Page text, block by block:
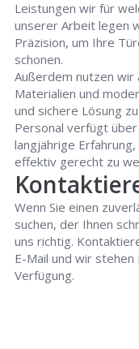
Leistungen wir für
unserer Arbeit legen
Präzision, um Ihre
schonen.
Außerdem nutzen wir
Materialien und
und sichere Lösung
Personal verfügt
langjährige
effektiv gerecht zu
Wenn Sie einen
suchen, der Ihnen
uns richtig.
E-Mail und wir
Verfügung.